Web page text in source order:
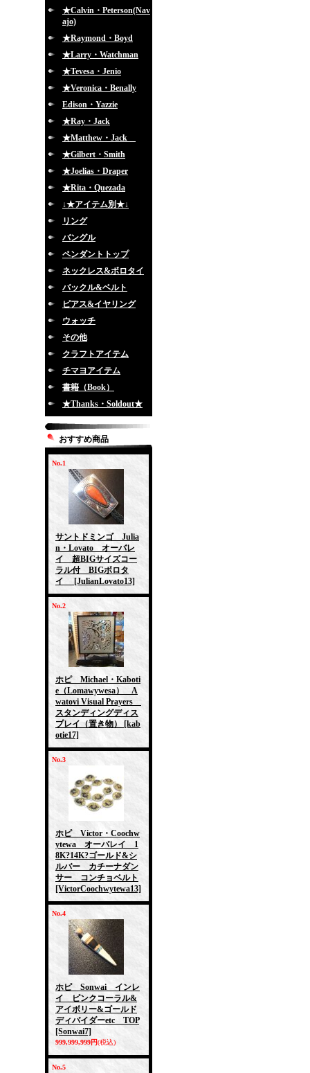
★Calvin・Peterson(Nav
ajo)
★Raymond・Boyd
★Larry・Watchman
★Tevesa・Jenio
★Veronica・Benally
Edison・Yazzie
★Ray・Jack
★Matthew・Jack
★Gilbert・Smith
★Joelias・Draper
★Rita・Quezada
↓★アイテム別★↓
リング
バングル
ペンダントトップ
ネックレス&ボロタイ
バックル&ベルト
ピアス&イヤリング
ウォッチ
その他
クラフトアイテム
チマヨアイテム
書籍（Book）
★Thanks・Soldout★
おすすめ商品
No.1
サントドミンゴ Julia
n・Lovato オーバレ
イ 超BIGサイズコー
ラル付 BIGボロタ
イ
[JulianLovato13]
No.2
ホピ Michael・Kaboti
e（Lomawywesa） A
watovi Visual Prayers
スタンディングディス
プレイ（置き物）
[kab
otie17]
No.3
ホピ Victor・Coochw
ytewa オーバレイ 1
8K?14K?ゴールド&シ
ルバー カチーナダン
サー コンチョベルト
[VictorCoochwytewa13]
No.4
ホピ Sonwai インレ
イ ピンクコーラル&
アイボリー&ゴールド
ディバイダーetc TOP
[Sonwai7]
999,999,999円(税込)
No.5